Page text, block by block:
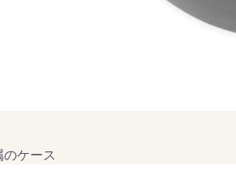
のケース